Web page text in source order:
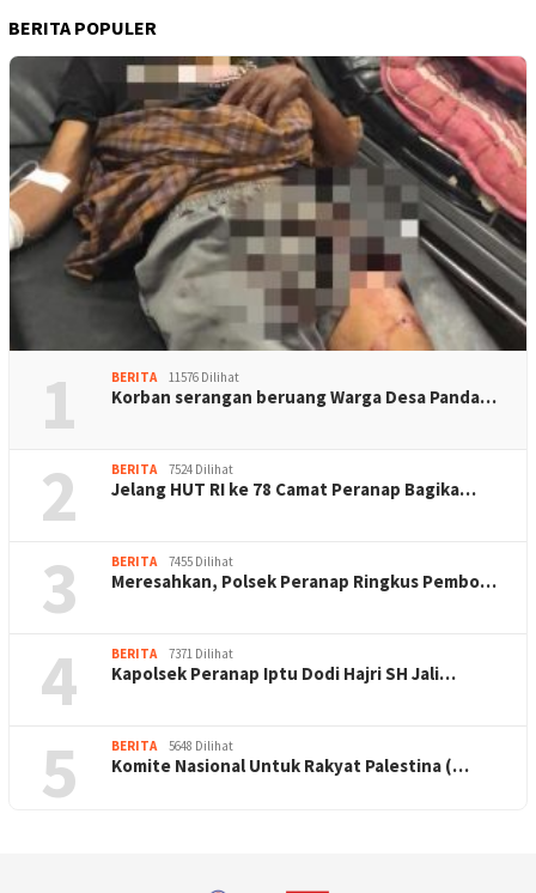
BERITA POPULER
1 BERITA 11576 Dilihat
Korban serangan beruang Warga Desa Panda…
2 BERITA 7524 Dilihat
Jelang HUT RI ke 78 Camat Peranap Bagika…
3 BERITA 7455 Dilihat
Meresahkan, Polsek Peranap Ringkus Pembo…
4 BERITA 7371 Dilihat
Kapolsek Peranap Iptu Dodi Hajri SH Jali…
5 BERITA 5648 Dilihat
Komite Nasional Untuk Rakyat Palestina (…